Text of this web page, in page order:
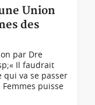
Union
des
par Dre
Il faudrait
qui va se passer
Femmes puisse